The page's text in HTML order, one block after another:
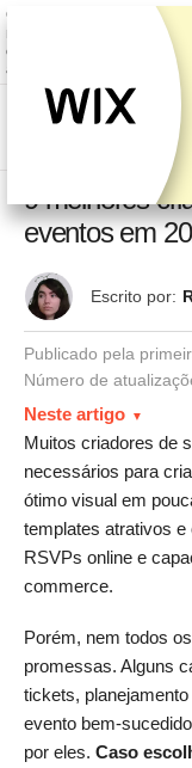
Classificamos os
mas também levamos
comerciais com
afiliados.
Divulgação de
9 melhores
eventos em
Escrito por:
Publicado pela
Número de
Neste artigo
Muitos criadores de
necessários para
ótimo visual em
templates atrativos
RSVPs online e
commerce.
Porém, nem todos
promessas. Alguns
tickets,
evento bem-
por eles. Caso